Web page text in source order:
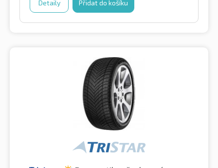
Detaily Přidat do košíku